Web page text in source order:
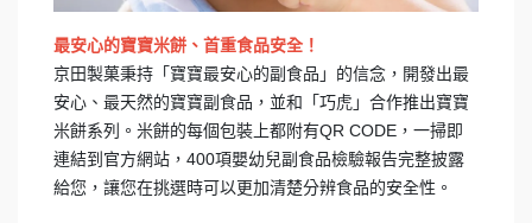
最安心的寶寶米餅、首重食品安全！
京田製菓秉持「寶寶最安心的副食品」的信念，開發出最
安心、最天然的寶寶副食品，並和「巧虎」合作推出寶寶
米餅系列。米餅的每個包裝上都附有QR CODE，一掃即
連結到官方網站，400項嬰幼兒副食品檢驗報告完整披露
給您，讓您在挑選時可以更加清楚分辨食品的安全性。